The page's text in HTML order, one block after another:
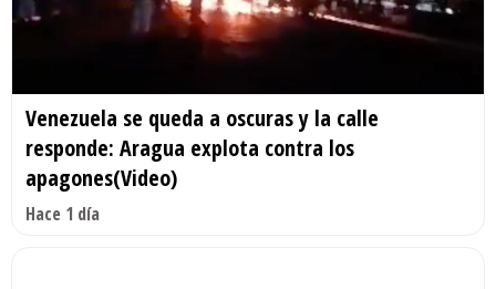
Venezuela se queda a oscuras y la calle
responde: Aragua explota contra los
apagones(Video)
Hace 1 día